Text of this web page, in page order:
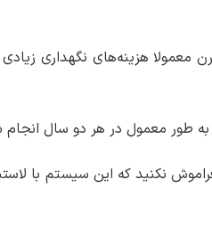
معمولا هزینه‌های نگهداری زیادی
نکنید که این سیستم با